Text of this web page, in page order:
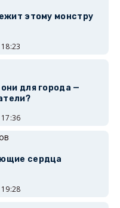
этому монстру
для города —
сердца